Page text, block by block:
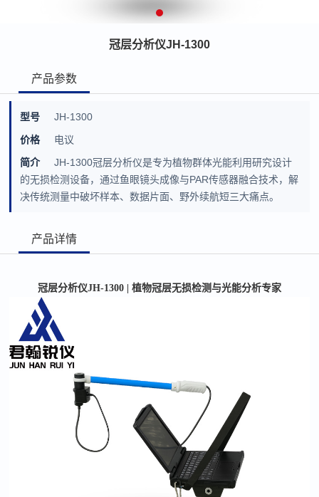
冠层分析仪JH-1300
产品参数
型号
JH-1300
价格
电议
简介
JH-1300冠层分析仪是专为植物群体光能利用研究设计
的无损检测设备，通过鱼眼镜头成像与PAR传感器融合技术，解
决传统测量中破坏样本、数据片面、野外续航短三大痛点。
产品详情
冠层分析仪JH-1300 | 植物冠层无损检测与光能分析专家